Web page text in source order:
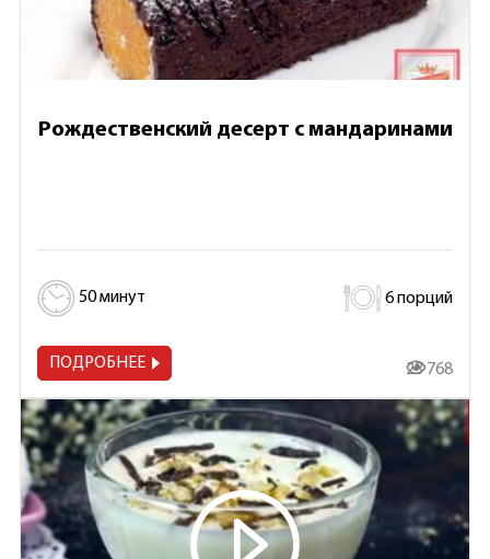
Рождественский десерт с мандаринами
50 минут 6 порций
ПОДРОБНЕЕ 23 768